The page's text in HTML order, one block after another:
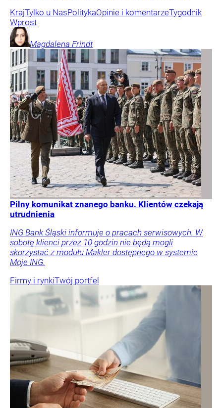
KrajTylko u NasPolitykaOpinie i komentarzeTygodnik
Wprost
Magdalena Frindt
Pilny komunikat znanego banku. Klientów czekają
utrudnienia
ING Bank Śląski informuje o pracach serwisowych. W
sobotę klienci przez 10 godzin nie będą mogli
skorzystać z modułu Makler dostępnego w systemie
Moje ING.
Firmy i rynkiTwój portfel